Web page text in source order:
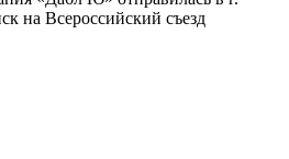
на Всероссийский съезд